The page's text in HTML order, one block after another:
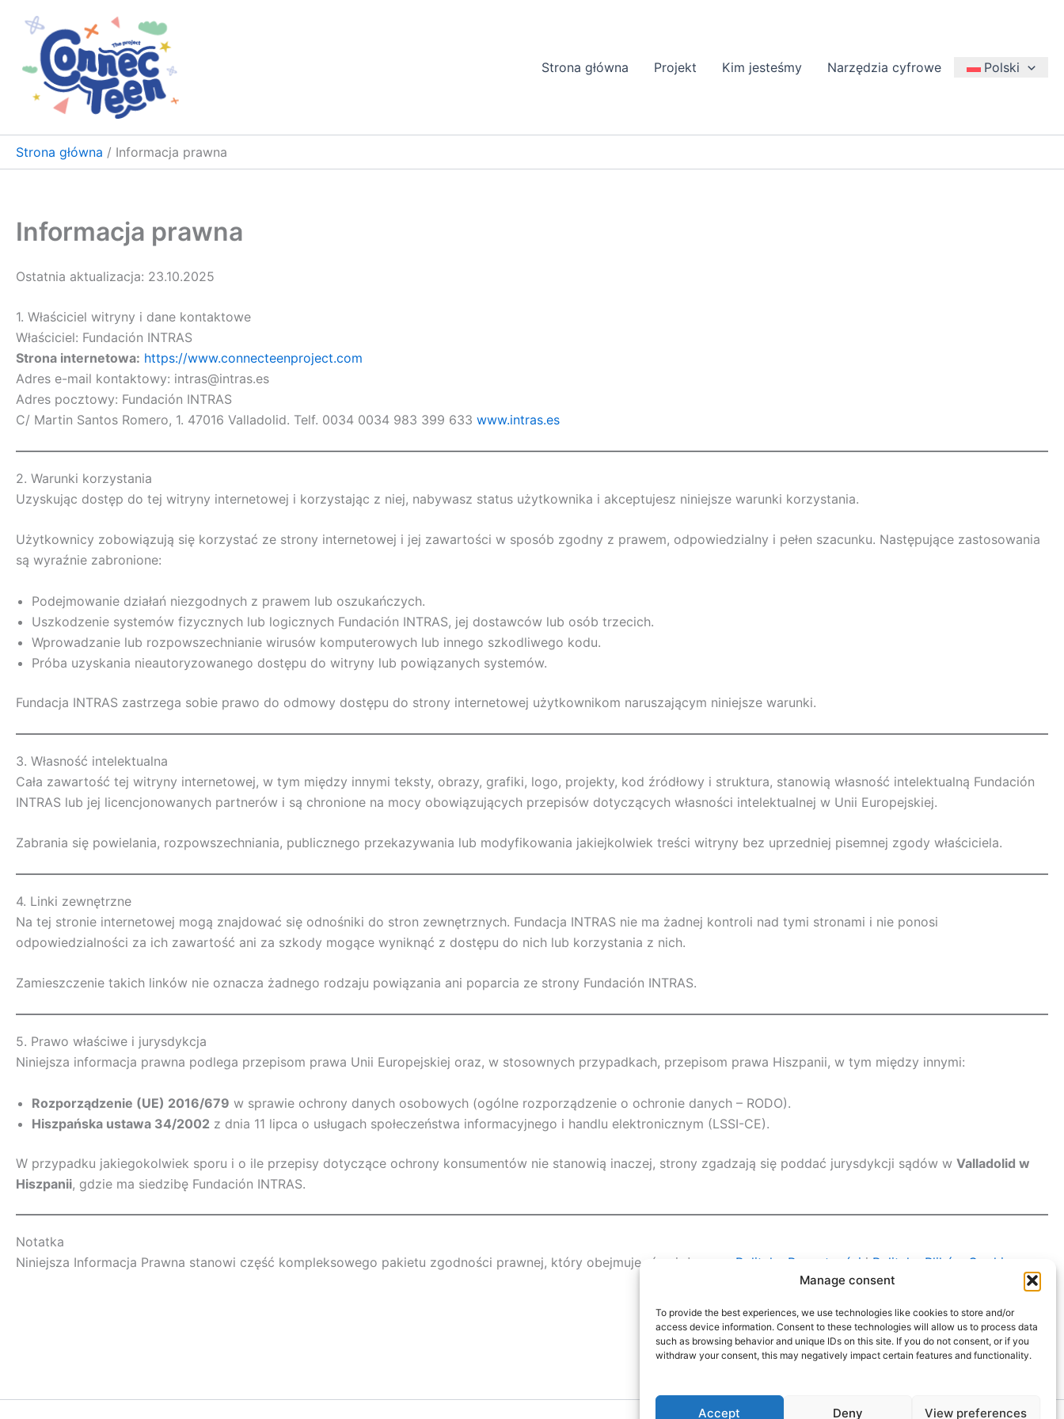
Manage consent
To provide the best experiences, we use technologies like cookies to store and/or
access device information. Consent to these technologies will allow us to process data
such as browsing behavior and unique IDs on this site. If you do not consent, or if you
withdraw your consent, this may negatively impact certain features and functionality.
Accept Deny View preferences
Strona główna
Projekt Kim jesteśmy Narzędzia cyfrowe Polski
Strona główna Informacja prawna
Informacja prawna
Ostatnia aktualizacja: 23.10.2025
1. Właściciel witryny i dane kontaktowe
Właściciel: Fundación INTRAS
Strona internetowa: https://www.connecteenproject.com
Adres e-mail kontaktowy: intras@intras.es
Adres pocztowy: Fundación INTRAS
C/ Martin Santos Romero, 1. 47016 Valladolid. Telf. 0034 0034 983 399 633 www.intras.es
2. Warunki korzystania
Uzyskując dostęp do tej witryny internetowej i korzystając z niej, nabywasz status użytkownika i akceptujesz niniejsze warunki korzystania.
Użytkownicy zobowiązują się korzystać ze strony internetowej i jej zawartości w sposób zgodny z prawem, odpowiedzialny i pełen szacunku. Następujące zastosowania
są wyraźnie zabronione:
Podejmowanie działań niezgodnych z prawem lub oszukańczych.
Uszkodzenie systemów fizycznych lub logicznych Fundación INTRAS, jej dostawców lub osób trzecich.
Wprowadzanie lub rozpowszechnianie wirusów komputerowych lub innego szkodliwego kodu.
Próba uzyskania nieautoryzowanego dostępu do witryny lub powiązanych systemów.
Fundacja INTRAS zastrzega sobie prawo do odmowy dostępu do strony internetowej użytkownikom naruszającym niniejsze warunki.
3. Własność intelektualna
Cała zawartość tej witryny internetowej, w tym między innymi teksty, obrazy, grafiki, logo, projekty, kod źródłowy i struktura, stanowią własność intelektualną Fundación
INTRAS lub jej licencjonowanych partnerów i są chronione na mocy obowiązujących przepisów dotyczących własności intelektualnej w Unii Europejskiej.
Zabrania się powielania, rozpowszechniania, publicznego przekazywania lub modyfikowania jakiejkolwiek treści witryny bez uprzedniej pisemnej zgody właściciela.
4. Linki zewnętrzne
Na tej stronie internetowej mogą znajdować się odnośniki do stron zewnętrznych. Fundacja INTRAS nie ma żadnej kontroli nad tymi stronami i nie ponosi
odpowiedzialności za ich zawartość ani za szkody mogące wyniknąć z dostępu do nich lub korzystania z nich.
Zamieszczenie takich linków nie oznacza żadnego rodzaju powiązania ani poparcia ze strony Fundación INTRAS.
5. Prawo właściwe i jurysdykcja
Niniejsza informacja prawna podlega przepisom prawa Unii Europejskiej oraz, w stosownych przypadkach, przepisom prawa Hiszpanii, w tym między innymi:
Rozporządzenie (UE) 2016/679 w sprawie ochrony danych osobowych (ogólne rozporządzenie o ochronie danych – RODO).
Hiszpańska ustawa 34/2002 z dnia 11 lipca o usługach społeczeństwa informacyjnego i handlu elektronicznym (LSSI-CE).
W przypadku jakiegokolwiek sporu i o ile przepisy dotyczące ochrony konsumentów nie stanowią inaczej, strony zgadzają się poddać jurysdykcji sądów w Valladolid w
Hiszpanii, gdzie ma siedzibę Fundación INTRAS.
Notatka
Niniejsza Informacja Prawna stanowi część kompleksowego pakietu zgodności prawnej, który obejmuje również naszą Politykę Prywatności i Politykę Plików Cookie